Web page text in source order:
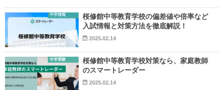
中学情報
桜修館中等教育学校の偏差値や倍率など
入試情報と対策方法を徹底解説！
2025.02.14
中学受験
桜修館中等教育学校対策なら、家庭教師
のスマートレーダー
2025.02.14